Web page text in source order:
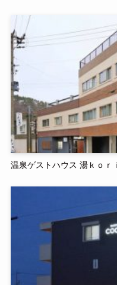
温泉ゲストハウス 湯ｋｏｒｉ